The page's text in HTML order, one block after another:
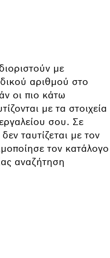
με
αριθμού στο
οι πιο κάτω
με τα στοιχεία
σου. Σε
ταυτίζεται με τον
τον κατάλογο
αναζήτηση